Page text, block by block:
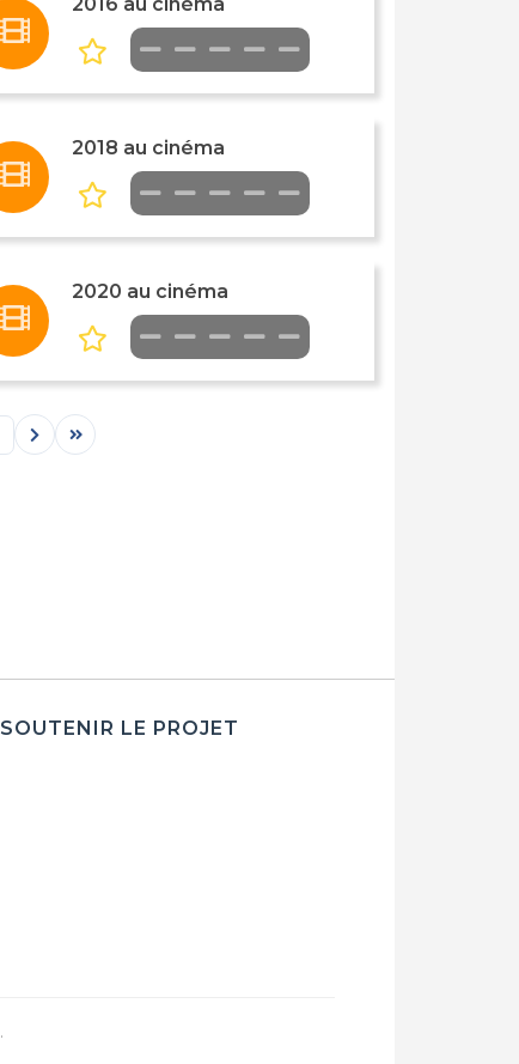
2018 au cinéma
2020 au cinéma
SOUTENIR LE PROJET
.